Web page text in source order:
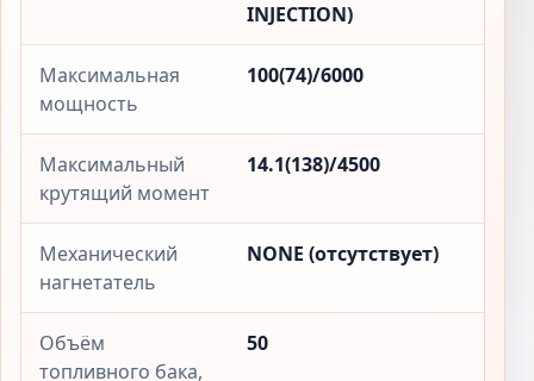
INJECTION)
Максимальная
мощность
100(74)/6000
Максимальный
крутящий момент
14.1(138)/4500
Механический
нагнетатель
NONE (отсутствует)
Объём
топливного бака,
50